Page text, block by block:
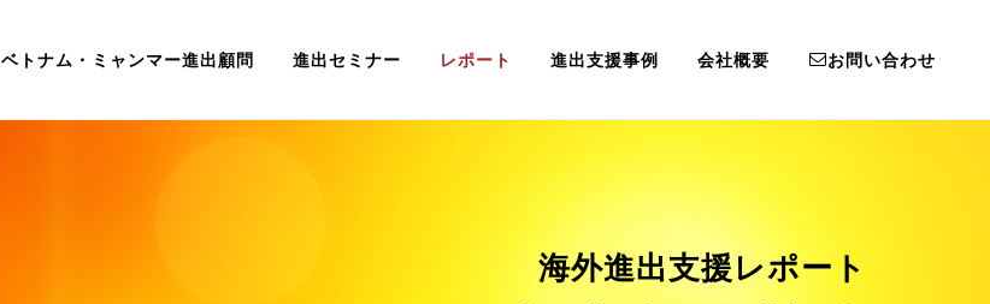
ベトナム・ミャンマー進出顧問 進出セミナー レポート 進出支援事例 会社概要 お問い合わせ
海外進出支援レポート